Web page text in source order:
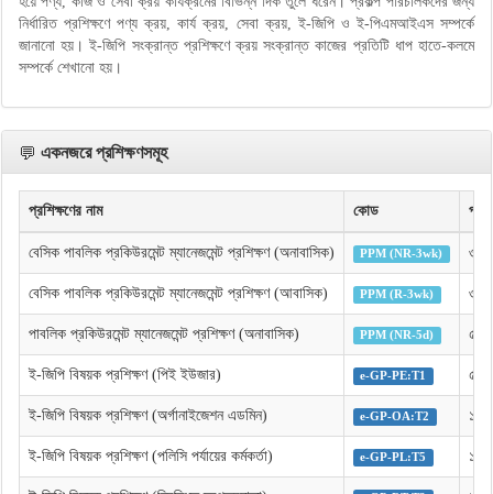
নির্ধারিত প্রশিক্ষণে পণ্য ক্রয়, কার্য ক্রয়, সেবা ক্রয়, ই-জিপি ও ই-পিএমআইএস সম্পর্কে
জানানো হয়। ই-জিপি সংক্রান্ত প্রশিক্ষণে ক্রয় সংক্রান্ত কাজের প্রতিটি ধাপ হাতে-কলমে
সম্পর্কে শেখানো হয়।
💬 একনজরে প্রশিক্ষণসমূহ
প্রশিক্ষণের নাম কোড
বেসিক পাবলিক প্রকিউরমেন্ট ম্যানেজমেন্ট প্রশিক্ষণ (অনাবাসিক) PPM (NR-3wk) ৩
বেসিক পাবলিক প্রকিউরমেন্ট ম্যানেজমেন্ট প্রশিক্ষণ (আবাসিক) PPM (R-3wk) ৩
পাবলিক প্রকিউরমেন্ট ম্যানেজমেন্ট প্রশিক্ষণ (অনাবাসিক) PPM (NR-5d) ৫
ই-জিপি বিষয়ক প্রশিক্ষণ (পিই ইউজার) e-GP-PE:T1 ৫
ই-জিপি বিষয়ক প্রশিক্ষণ (অর্গানাইজেশন এডমিন) e-GP-OA:T2 ১
ই-জিপি বিষয়ক প্রশিক্ষণ (পলিসি পর্যায়ের কর্মকর্তা) e-GP-PL:T5 ১